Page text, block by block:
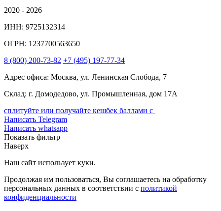
2020 - 2026
ИНН: 9725132314
ОГРН: 1237700563650
8 (800) 200-73-82 +7 (495) 197-77-34
Адрес офиса: Москва, ул. Ленинская Слобода, 7
Склад: г. Домодедово, ул. Промышленная, дом 17А
сплитуйте или получайте кешбек баллами с
Написать Telegram
Написать whatsapp
Показать фильтр
Наверх
Наш сайт использует куки.
Продолжая им пользоваться, Вы соглашаетесь на обработку
персональных данных в соответствии с политикой
конфиденциальности